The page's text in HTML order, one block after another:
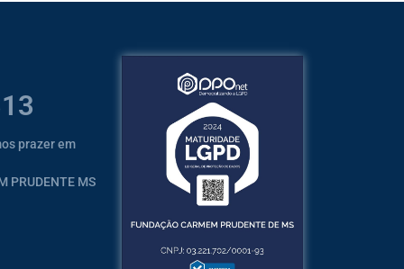
prazer em
PRUDENTE MS